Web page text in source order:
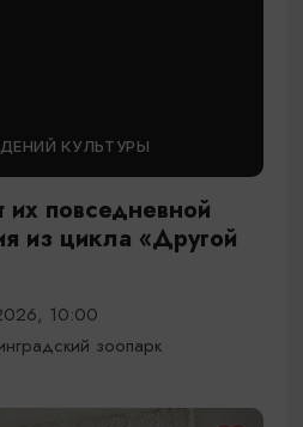
КУЛЬТУРЫ
повседневной
из цикла «Другой
10:00
зоопарк